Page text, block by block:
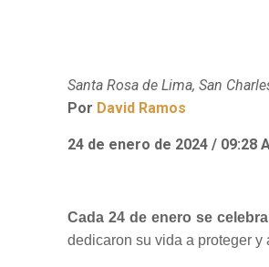
Santa Rosa de Lima, San
Por David Ramos
24 de enero de 2024 / 09:28
Cada 24 de enero se
dedicaron su vida a proteger